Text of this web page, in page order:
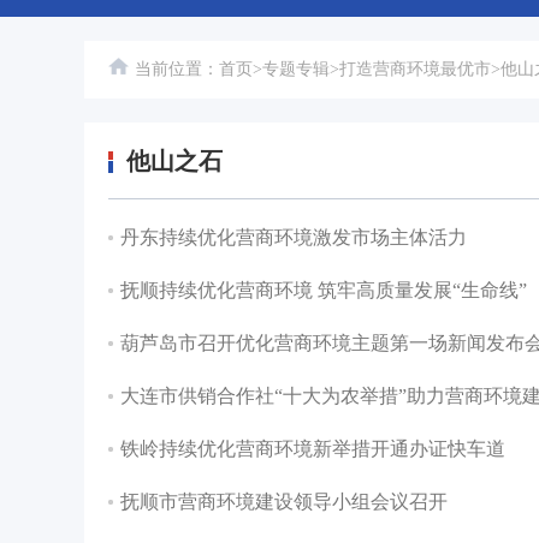
当前位置： 首页 >专题专辑>打造营商环境最优市>他山
他山之石
丹东持续优化营商环境激发市场主体活力
抚顺持续优化营商环境 筑牢高质量发展“生命线”
葫芦岛市召开优化营商环境主题第一场新闻发布
大连市供销合作社“十大为农举措”助力营商环境
铁岭持续优化营商环境新举措开通办证快车道
抚顺市营商环境建设领导小组会议召开